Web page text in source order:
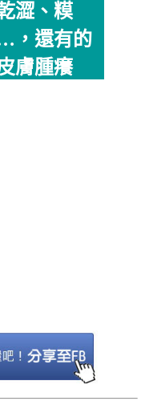
澀、糢
，還有的
膚腫癢